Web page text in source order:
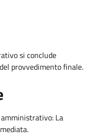
si conclude
provvedimento finale.
La